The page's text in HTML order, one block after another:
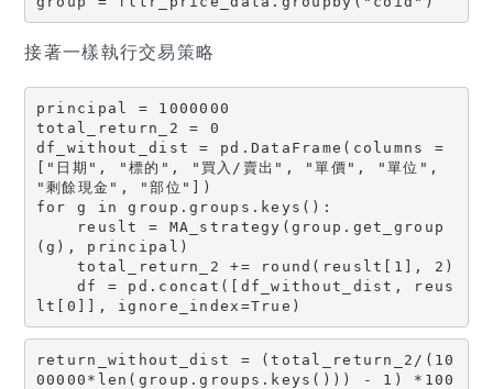
接著一樣執行交易策略
principal = 1000000
total_return_2 = 0
df_without_dist = pd.DataFrame(columns =
["日期", "標的", "買入/賣出", "單價", "單位",
"剩餘現金", "部位"])
for g in group.groups.keys():
(g), principal)
    total_return_2 += round(reuslt[1], 2)
    df = pd.concat([df_without_dist, reus
lt[0]], ignore_index=True)
return_without_dist = (total_return_2/(10
00000*len(group.groups.keys())) - 1) *100